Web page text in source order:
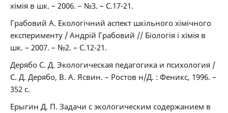
хімія в шк. – 2006. – №3. – С.17-21.
Грабовий А. Екологічний аспект шкільного хімічного
експерименту / Андрій Грабовий // Біологія і хімія в
шк. – 2007. – №2. – С.12-21.
Дерябо С. Д. Экологическая педагогика и психология /
С. Д. Дерябо, В. А. Ясвин. – Ростов н/Д. : Феникс, 1996. –
352 с.
Ерыгин Д. П. Задачи с экологическим содержанием в